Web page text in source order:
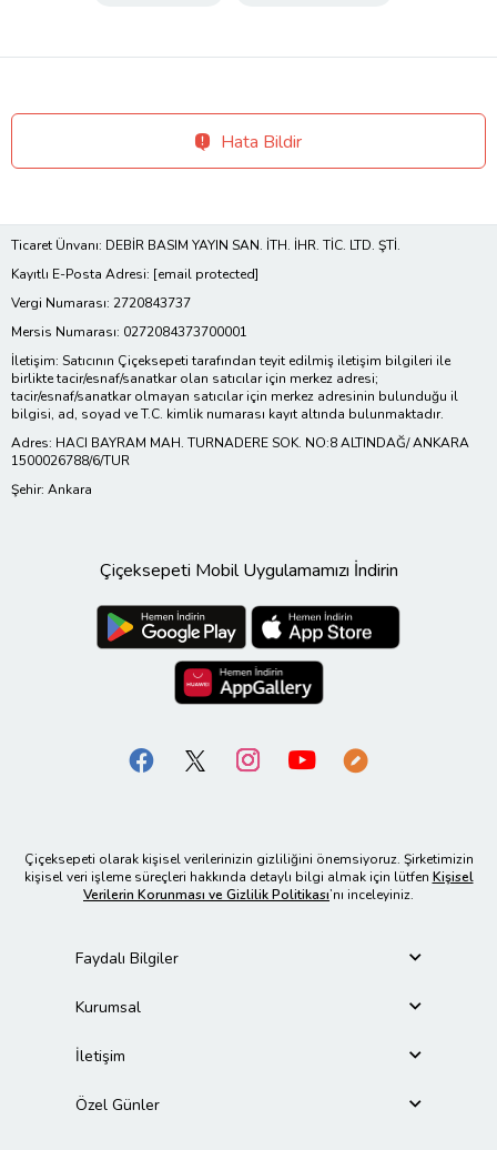
Hata Bildir
Ticaret Ünvanı: DEBİR BASIM YAYIN SAN. İTH. İHR. TİC. LTD. ŞTİ.
Kayıtlı E-Posta Adresi: [email protected]
Vergi Numarası: 2720843737
Mersis Numarası: 0272084373700001
İletişim: Satıcının Çiçeksepeti tarafından teyit edilmiş iletişim bilgileri ile
birlikte tacir/esnaf/sanatkar olan satıcılar için merkez adresi;
tacir/esnaf/sanatkar olmayan satıcılar için merkez adresinin bulunduğu il
bilgisi, ad, soyad ve T.C. kimlik numarası kayıt altında bulunmaktadır.
Adres: HACI BAYRAM MAH. TURNADERE SOK. NO:8 ALTINDAĞ/ ANKARA
1500026788/6/TUR
Şehir: Ankara
Çiçeksepeti Mobil Uygulamamızı İndirin
Çiçeksepeti olarak kişisel verilerinizin gizliliğini önemsiyoruz. Şirketimizin
kişisel veri işleme süreçleri hakkında detaylı bilgi almak için lütfen Kişisel
Verilerin Korunması ve Gizlilik Politikası’nı inceleyiniz.
Faydalı Bilgiler
Kurumsal
İletişim
Özel Günler